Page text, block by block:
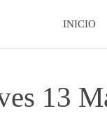
INICIO
13